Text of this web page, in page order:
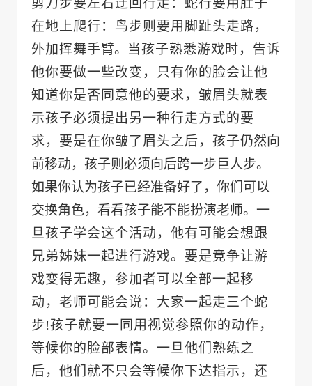
剪刀步要左右迂回行走：蛇行要用肚子
在地上爬行：鸟步则要用脚趾头走路，
外加挥舞手臂。 当孩子熟悉游戏时，告诉
他你要做一些改变，只有你的脸会让他
知道你是否同意他的要求，皱眉头就表
示孩子必须提出另一种行走方式的要
求，要是在你皱了眉头之后，孩子仍然向
前移动，孩子则必须向后跨一步巨人步。
如果你认为孩子已经准备好了，你们可以
交换角色，看看孩子能不能扮演老师。 一
旦孩子学会这个活动，他有可能会想跟
兄弟姊妹一起进行游戏。要是竞争让游
戏变得无趣，参加者可以全部一起移
动，老师可能会说：大家一起走三个蛇
步!孩子就要一同用视觉参照你的动作，
等候你的脸部表情。一旦他们熟练之
后，他们就不只会等候你下达指示，还